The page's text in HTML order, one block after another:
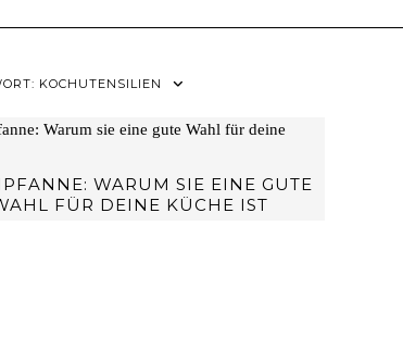
KOCHUTENSILIEN
WARUM SIE EINE GUTE
FÜR DEINE KÜCHE IST